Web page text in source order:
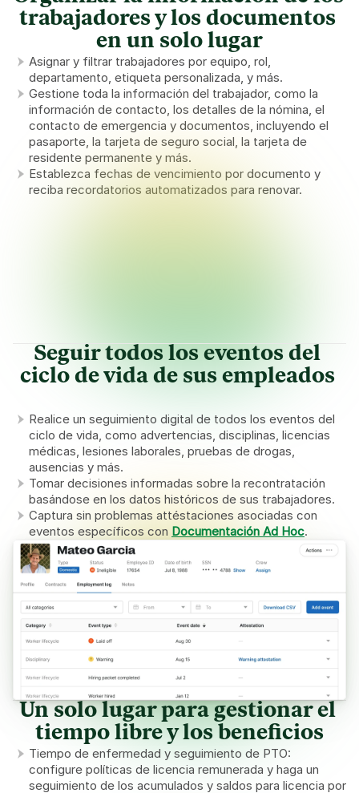
trabajadores y los documentos
en un solo lugar
Asignar y filtrar trabajadores por equipo, rol,
departamento, etiqueta personalizada, y más.
Gestione toda la información del trabajador, como la
información de contacto, los detalles de la nómina, el
contacto de emergencia y documentos, incluyendo el
pasaporte, la tarjeta de seguro social, la tarjeta de
residente permanente y más.
Establezca fechas de vencimiento por documento y
reciba recordatorios automatizados para renovar.
Seguir todos los eventos del
ciclo de vida de sus empleados
Realice un seguimiento digital de todos los eventos del
ciclo de vida, como advertencias, disciplinas, licencias
médicas, lesiones laborales, pruebas de drogas,
ausencias y más.
Tomar decisiones informadas sobre la recontratación
basándose en los datos históricos de sus trabajadores.
Captura sin problemas attéstaciones asociadas con
eventos específicos con Documentación Ad Hoc.
Un solo lugar para gestionar el
tiempo libre y los beneficios
Tiempo de enfermedad y seguimiento de PTO:
configure políticas de licencia remunerada y haga un
seguimiento de los acumulados y saldos para licencia por